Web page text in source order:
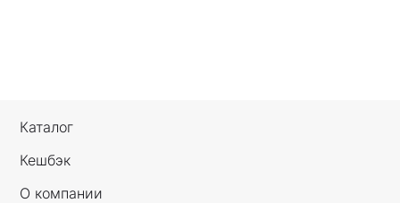
Каталог
Кешбэк
О компании